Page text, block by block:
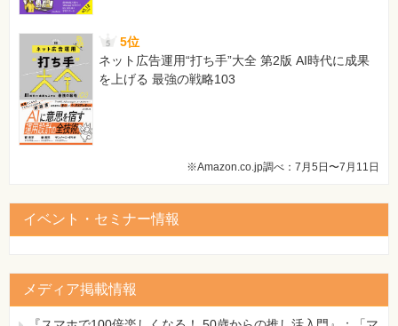
5位
ネット広告運用“打ち手”大全 第2版 AI時代に成果
を上げる 最強の戦略103
※Amazon.co.jp調べ：7月5日〜7月11日
イベント・セミナー情報
メディア掲載情報